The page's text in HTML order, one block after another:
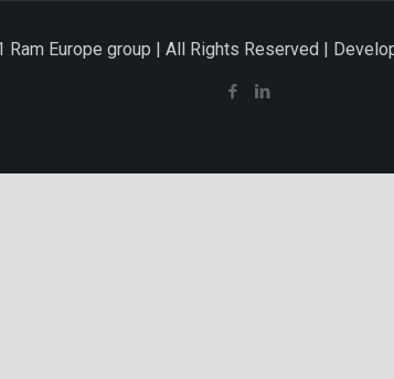
Ram Europe group | All Rights Reserved |